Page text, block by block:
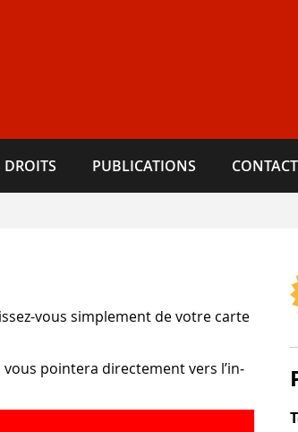
DROITS PUBLICATIONS CONTACT
​vous sim­ple­ment de votre carte
vous poin­tera direc­te­ment vers l’in­